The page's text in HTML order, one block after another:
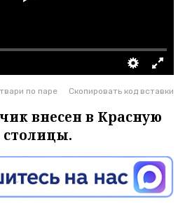
Скопировать код вставки
по паре
внесен в Красную
столицы.